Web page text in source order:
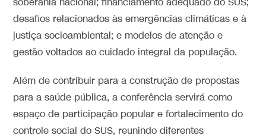
soberania nacional; financiamento adequado do SUS;
desafios relacionados às emergências climáticas e à
justiça socioambiental; e modelos de atenção e
gestão voltados ao cuidado integral da população.
Além de contribuir para a construção de propostas
para a saúde pública, a conferência servirá como
espaço de participação popular e fortalecimento do
controle social do SUS, reunindo diferentes